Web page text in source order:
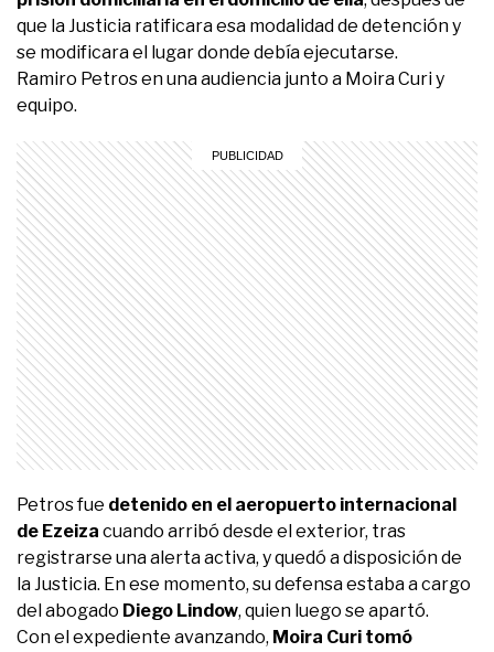
que la Justicia ratificara esa modalidad de detención y
se modificara el lugar donde debía ejecutarse.
Ramiro Petros en una audiencia junto a Moira Curi y
equipo.
Petros fue detenido en el aeropuerto internacional
de Ezeiza cuando arribó desde el exterior, tras
registrarse una alerta activa, y quedó a disposición de
la Justicia. En ese momento, su defensa estaba a cargo
del abogado Diego Lindow, quien luego se apartó.
Con el expediente avanzando, Moira Curi tomó